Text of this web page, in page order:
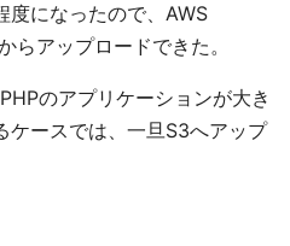
になったので、AWS
らアップロードできた。
のアプリケーションが大き
ケースでは、一旦S3へアップ